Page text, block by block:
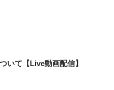
いて【Live動画配信】